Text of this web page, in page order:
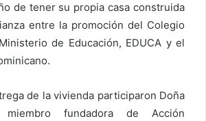
de tener su propia casa construida
entre la promoción del Colegio
de Educación, EDUCA y el
de la vivienda participaron Doña
miembro fundadora de Acción